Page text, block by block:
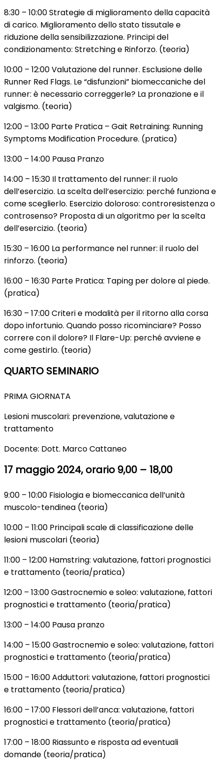
8:30 – 10:00 Strategie di miglioramento della capacità
di carico. Miglioramento dello stato tissutale e
riduzione della sensibilizzazione. Principi del
condizionamento: Stretching e Rinforzo. (teoria)
10:00 – 12:00 Valutazione del runner. Esclusione delle
Runner Red Flags. Le “disfunzioni” biomeccaniche del
runner: è necessario correggerle? La pronazione e il
valgismo. (teoria)
12:00 – 13:00 Parte Pratica – Gait Retraining: Running
Symptoms Modification Procedure. (pratica)
13:00 – 14:00 Pausa Pranzo
14:00 – 15:30 Il trattamento del runner: il ruolo
dell’esercizio. La scelta dell’esercizio: perché funziona e
come sceglierlo. Esercizio doloroso: controresistenza o
controsenso? Proposta di un algoritmo per la scelta
dell’esercizio. (teoria)
15:30 – 16:00 La performance nel runner: il ruolo del
rinforzo. (teoria)
16:00 – 16:30 Parte Pratica: Taping per dolore al piede.
(pratica)
16:30 – 17:00 Criteri e modalità per il ritorno alla corsa
dopo infortunio. Quando posso ricominciare? Posso
correre con il dolore? Il Flare-Up: perché avviene e
come gestirlo. (teoria)
QUARTO SEMINARIO
PRIMA GIORNATA
Lesioni muscolari: prevenzione, valutazione e
trattamento
Docente: Dott. Marco Cattaneo
17 maggio 2024, orario 9,00 – 18,00
9:00 – 10:00 Fisiologia e biomeccanica dell’unità
muscolo-tendinea (teoria)
10:00 – 11:00 Principali scale di classificazione delle
lesioni muscolari (teoria)
11:00 – 12:00 Hamstring: valutazione, fattori prognostici
e trattamento (teoria/pratica)
12:00 – 13:00 Gastrocnemio e soleo: valutazione, fattori
prognostici e trattamento (teoria/pratica)
13:00 – 14:00 Pausa pranzo
14:00 – 15:00 Gastrocnemio e soleo: valutazione, fattori
prognostici e trattamento (teoria/pratica)
15:00 – 16:00 Adduttori: valutazione, fattori prognostici
e trattamento (teoria/pratica)
16:00 – 17:00 Flessori dell’anca: valutazione, fattori
prognostici e trattamento (teoria/pratica)
17:00 – 18:00 Riassunto e risposta ad eventuali
domande (teoria/pratica)